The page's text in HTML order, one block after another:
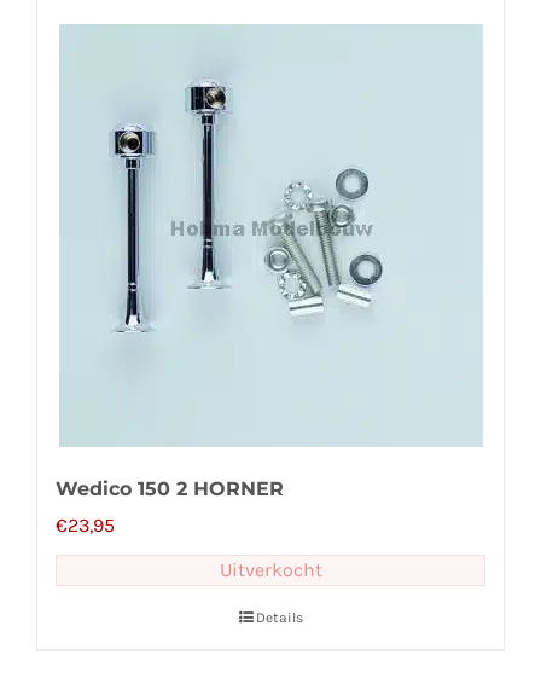
Wedico 150 2 HORNER
€23,95
Uitverkocht
Details